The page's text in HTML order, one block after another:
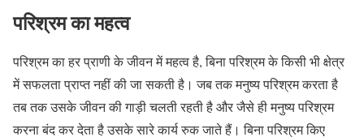
परिश्रम का महत्व
परिश्रम का हर प्राणी के जीवन में महत्व है, बिना परिश्रम के किसी भी क्षेत्र
में सफलता प्राप्त नहीं की जा सकती है। जब तक मनुष्य परिश्रम करता है
तब तक उसके जीवन की गाड़ी चलती रहती है और जैसे ही मनुष्य परिश्रम
करना बंद कर देता है उसके सारे कार्य रुक जाते हैं। बिना परिश्रम किए